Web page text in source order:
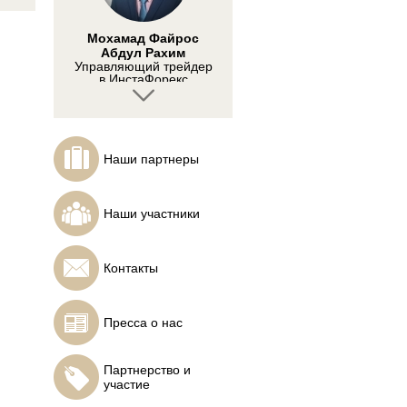
Мохамад Файрос
Абдул Рахим
Управляющий трейдер
в ИнстаФорекс
Основатель Road To
FTT
Проприетари-трейдер
и преподаватель
Наши партнеры
Наши участники
Контакты
Пресса о нас
Партнерство и
участие